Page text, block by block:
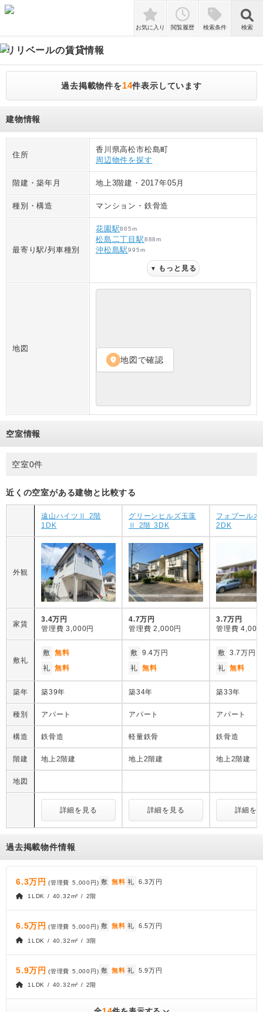
検索
お気に入り 閲覧履歴 検索条件 検索
リリベールの賃貸情報
過去掲載物件を14件表示しています
建物情報
住所
香川県高松市松島町
周辺物件を探す
階建・築年月 地上3階建 ・ 2017年05月
種別・構造 マンション ・ 鉄骨造
最寄り駅/列車種別
花園駅865m
松島二丁目駅888m
沖松島駅995m
▼ もっと見る
地図
location_on 地図で確認
空室情報
空室0件
近くの空室がある建物と比較する
遠山ハイツⅡ 2階
1DK
グリーンヒルズ玉藻
Ⅱ 2階 3DK
フォブール
2DK
外観
家賃
3.4万円
管理費 3,000円
4.7万円
管理費 2,000円
3.7万円
管理費 4,000
敷礼
敷 無料
礼 無料
敷 9.4万円
礼 無料
敷 3.7万円
礼 無料
築年 築39年 築34年 築33年
種別 アパート アパート アパート
構造 鉄骨造 軽量鉄骨 鉄骨造
階建 地上2階建 地上2階建 地上2階建
地図
詳細を見る 詳細を見る 詳細を
過去掲載物件情報
6.3万円 (管理費 5,000円) 敷 無料 礼 6.3万円
1LDK / 40.32m² / 2階
6.5万円 (管理費 5,000円 ) 敷 無料 礼 6.5万円
1LDK / 40.32m² / 3階
5.9万円 (管理費 5,000円) 敷 無料 礼 5.9万円
1LDK / 40.32m² / 2階